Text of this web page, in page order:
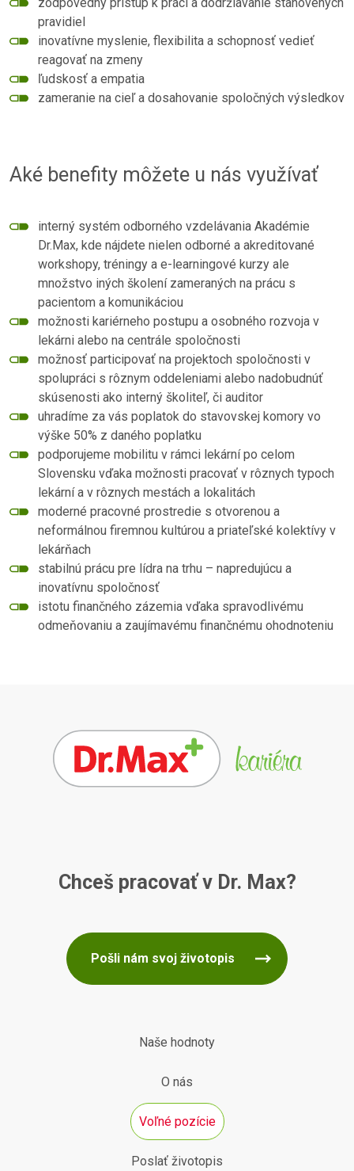
pravidiel
inovatívne myslenie, flexibilita a schopnosť vedieť
reagovať na zmeny
ľudskosť a empatia
zameranie na cieľ a dosahovanie spoločných výsledkov
Aké benefity môžete u nás využívať
interný systém odborného vzdelávania Akadémie
Dr.Max, kde nájdete nielen odborné a akreditované
workshopy, tréningy a e-learningové kurzy ale
množstvo iných školení zameraných na prácu s
pacientom a komunikáciou
možnosti kariérneho postupu a osobného rozvoja v
lekárni alebo na centrále spoločnosti
možnosť participovať na projektoch spoločnosti v
spolupráci s rôznym oddeleniami alebo nadobudnúť
skúsenosti ako interný školiteľ, či auditor
uhradíme za vás poplatok do stavovskej komory vo
výške 50% z daného poplatku
podporujeme mobilitu v rámci lekární po celom
Slovensku vďaka možnosti pracovať v rôznych typoch
lekární a v rôznych mestách a lokalitách
moderné pracovné prostredie s otvorenou a
neformálnou firemnou kultúrou a priateľské kolektívy v
lekárňach
stabilnú prácu pre lídra na trhu – napredujúcu a
inovatívnu spoločnosť
istotu finančného zázemia vďaka spravodlivému
odmeňovaniu a zaujímavému finančnému ohodnoteniu
Chceš pracovať v Dr. Max?
Pošli nám svoj životopis
Naše hodnoty
O nás
Voľné pozície
Poslať životopis